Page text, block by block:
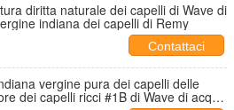
diritta naturale dei capelli di Wave di
indiana dei capelli di Remy
Contattaci
vergine pura dei capelli delle
dei capelli ricci #1B di Wave di acqua